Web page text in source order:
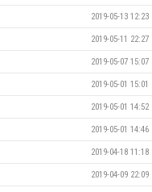
2019-05-13 12:23
2019-05-11 22:27
2019-05-07 15:07
2019-05-01 15:01
2019-05-01 14:52
2019-05-01 14:46
2019-04-18 11:18
2019-04-09 22:09